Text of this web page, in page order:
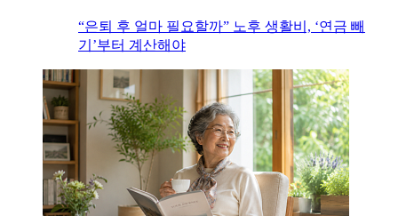
“은퇴 후 얼마 필요할까” 노후 생활비, ‘연금 빼
기’부터 계산해야